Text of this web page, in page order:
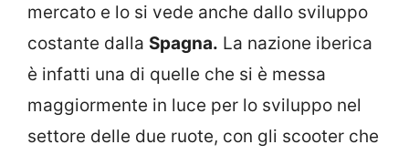
mercato e lo si vede anche dallo sviluppo
costante dalla Spagna. La nazione iberica
è infatti una di quelle che si è messa
maggiormente in luce per lo sviluppo nel
settore delle due ruote, con gli scooter che